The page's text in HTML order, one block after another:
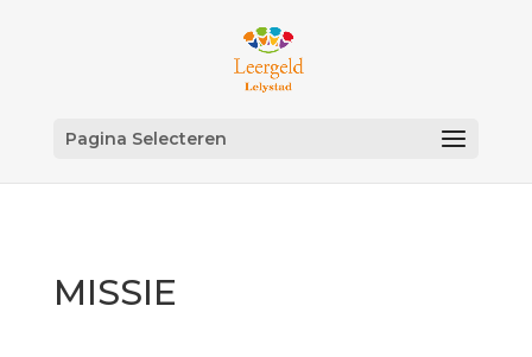
Pagina Selecteren
MISSIE